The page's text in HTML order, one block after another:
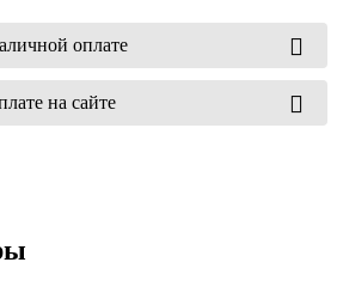
оплате
на сайте